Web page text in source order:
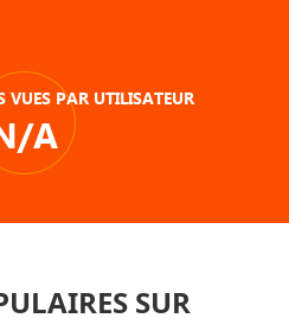
VUES PAR UTILISATEUR
A
SUR